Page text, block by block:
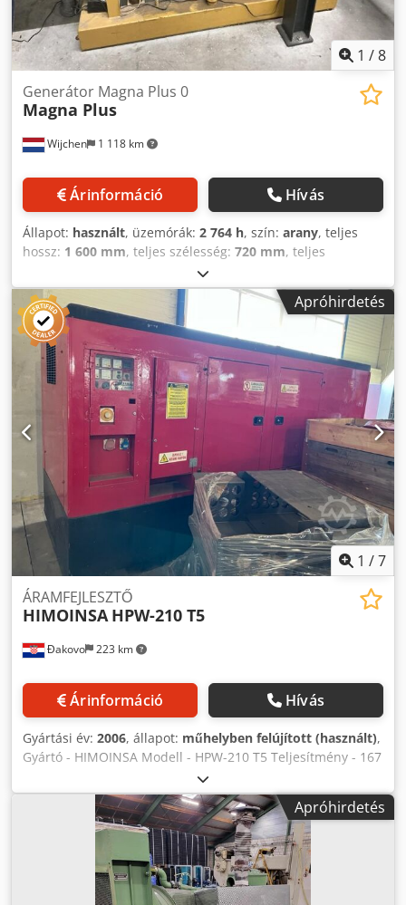
csatlakozás után az üzenet eltűnik. Megtekintés és
próbaüzem előzetes időpont egyeztetés után bármikor
lehetséges. További kérdések esetén szívesen állunk
rendelkezésére telefonon vagy üzenetben.
1 /8
Wijchen 1 118 km
Generátor Magna Plus 0
Magna Plus
Árinformáció Hívás
Állapot: használt, üzemórák: 2 764 h, szín: arany, teljes
hossz: 1 600 mm, teljes szélesség: 720 mm, teljes
, Üres súly: 600 kg Dwsdpfx Akozrg
Ntexsa Ár: Érdeklődjön - Gyártási év: 0 - Dokumentáció
elérhető: Nem - CE jelölés: Van - CE tanúsítvány: Nincs -
Sorozatszám: 650863 - Üzemórák: 2764 - Szállítási méretek:
1600 mm x 720 mm x 1300 mm (h x sz x m) - Szállítási súly
[kg]: 600 kg - Szállítási csomagok [db]: 1 Pénzügyi
információk ÁFA: A feltüntetett ár az áfát nem tartalmazza.
ÁFA/különadó: Vállalkozások számára az áfa levonható.
Szállítás és beszámítás bármikor lehetséges az ipari
termékekre. Lukas van Rossum
Apróhirdetés
1 /7
Đakovo 223 km
ÁRAMFEJLESZTŐ
HIMOINSA HPW-210 T5
Árinformáció Hívás
Gyártási év: 2006, állapot: műhelyben felújított (használt),
Gyártó - HIMOINSA Modell - HPW-210 T5 Teljesítmény - 167
Kw Év - 2006 / felújítva 2019 Motor . PERKINS 6 hengerfej (
Typ - 1300 ) Dwodpfx Ajln Uxuskxja Üzemanyag típusa -
Apróhirdetés